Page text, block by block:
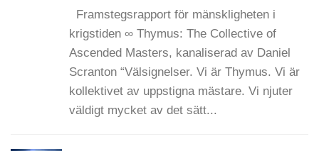
Framstegsrapport för mänskligheten i
krigstiden ∞ Thymus: The Collective of
Ascended Masters, kanaliserad av Daniel
Scranton “Välsignelser. Vi är Thymus. Vi är
kollektivet av uppstigna mästare. Vi njuter
väldigt mycket av det sätt...